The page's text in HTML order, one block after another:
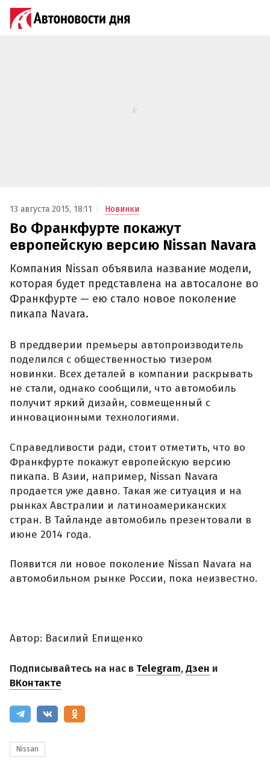
13 августа 2015, 18:11 Новинки
Во Франкфурте покажут
европейскую версию Nissan Navara
Компания Nissan объявила название модели,
которая будет представлена на автосалоне во
Франкфурте — ею стало новое поколение
пикапа Navara.
В преддверии премьеры автопроизводитель
поделился с общественностью тизером
новинки. Всех деталей в компании раскрывать
не стали, однако сообщили, что автомобиль
получит яркий дизайн, совмещенный с
инновационными технологиями.
Справедливости ради, стоит отметить, что во
Франкфурте покажут европейскую версию
пикапа. В Азии, например, Nissan Navara
продается уже давно. Такая же ситуация и на
рынках Австралии и латиноамериканских
стран. В Тайланде автомобиль презентовали в
июне 2014 года.
Появится ли новое поколение Nissan Navara на
автомобильном рынке России, пока неизвестно.
Автор: Василий Епищенко
Подписывайтесь на нас в Telegram,Дзен и
ВКонтакте
Nissan